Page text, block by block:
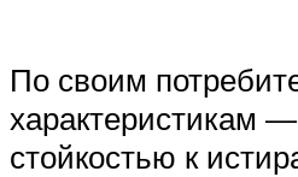
По своим
характеристикам
стойкостью к